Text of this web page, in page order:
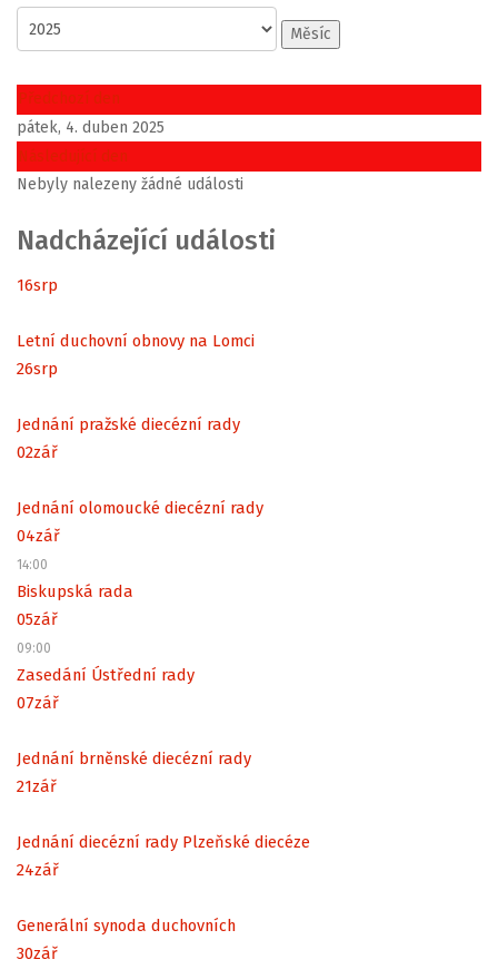
Měsíc
Předchozí den
pátek, 4. duben 2025
Následující den
Nebyly nalezeny žádné události
Nadcházející události
16srp
Letní duchovní obnovy na Lomci
26srp
Jednání pražské diecézní rady
02zář
Jednání olomoucké diecézní rady
04zář
14:00
Biskupská rada
05zář
09:00
Zasedání Ústřední rady
07zář
Jednání brněnské diecézní rady
21zář
Jednání diecézní rady Plzeňské diecéze
24zář
Generální synoda duchovních
30zář